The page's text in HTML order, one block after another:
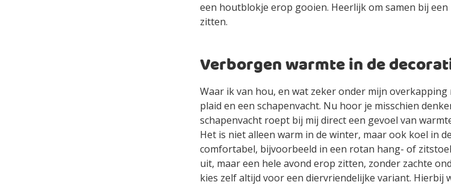
een houtblokje erop gooien. Heerlijk om samen bij
zitten.
Verborgen warmte in de
Waar ik van hou, en wat zeker onder mijn
plaid en een schapenvacht. Nu hoor je misschien
schapenvacht roept bij mij direct een gevoel van
Het is niet alleen warm in de winter, maar ook koel in
comfortabel, bijvoorbeeld in een rotan hang- of
uit, maar een hele avond erop zitten, zonder zachte
kies zelf altijd voor een diervriendelijke variant. Hierbij